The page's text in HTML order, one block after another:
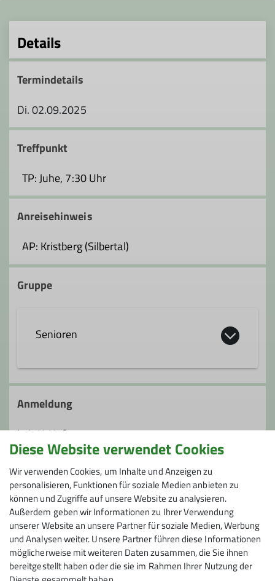
Details
Termindetails
Di. 02.09.2025
Treffpunkt
TP: Juhe, 7:30 Uhr
Anreisehinweis
AP: Kristberg (Silbertal)
Gruppe
Senioren
Die Seniorengruppe bietet allen fit
gebliebenen Seniorinnen und Senioren
ein reichhaltiges Programm über das
ganze Jahr mit unterschiedlichen
Anforderungen:
- Wanderungen - Leichte Bergtouren -
Mittelschwere Bergtouren für Geübte -
Winterwanderungen
Auch Nichtsenioren*innen und Gäste sind
bei unseren Touren immer willkommen.
Dies gilt zurzeit aber nur für DAV
Mitglieder
Anmeldung
bei Y. Hofer
Preis
20 € / Pers
+ Vignettenanteil
+ Bergbahn 21 €
Diese Website verwendet Cookies
Wir verwenden Cookies, um Inhalte und Anzeigen zu
personalisieren, Funktionen für soziale Medien anbieten zu
können und Zugriffe auf unsere Website zu analysieren.
Außerdem geben wir Informationen zu Ihrer Verwendung
unserer Website an unsere Partner für soziale Medien, Werbung
und Analysen weiter. Unsere Partner führen diese Informationen
möglicherweise mit weiteren Daten zusammen, die Sie ihnen
bereitgestellt haben oder die sie im Rahmen Ihrer Nutzung der